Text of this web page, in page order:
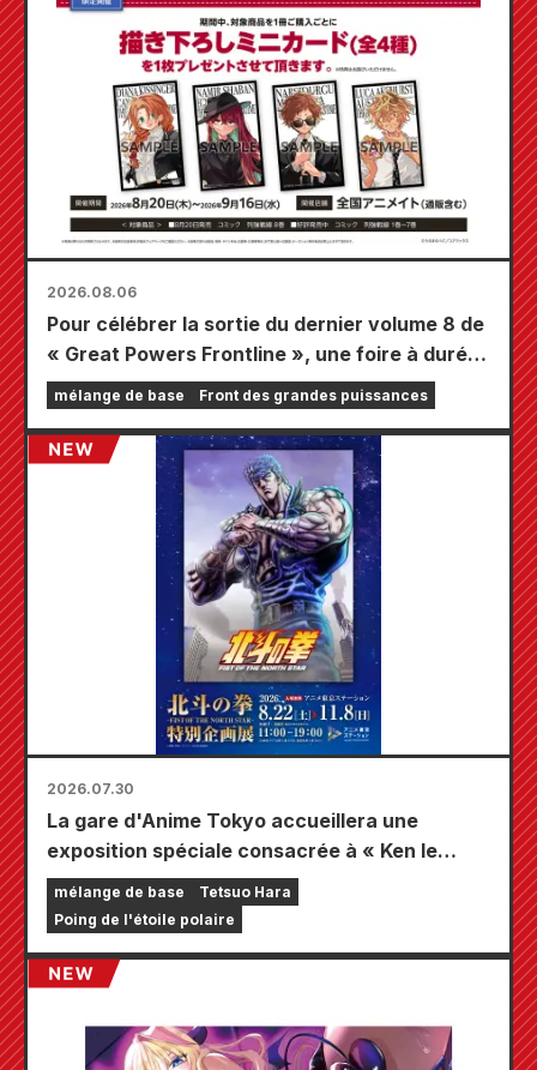
2026.08.06
Pour célébrer la sortie du dernier volume 8 de
« Great Powers Frontline », une foire à durée
limitée se tiendra dans les magasins Animate
à travers le pays à partir du 20 août, où vous
pourrez obtenir une mini-carte spécialement
dessinée (4 types au total) !
mélange de base Front des grandes puissances
2026.07.30
La gare d'Anime Tokyo accueillera une
exposition spéciale consacrée à « Ken le
Survivant » !!
mélange de base
Tetsuo Hara
Poing de l'étoile polaire